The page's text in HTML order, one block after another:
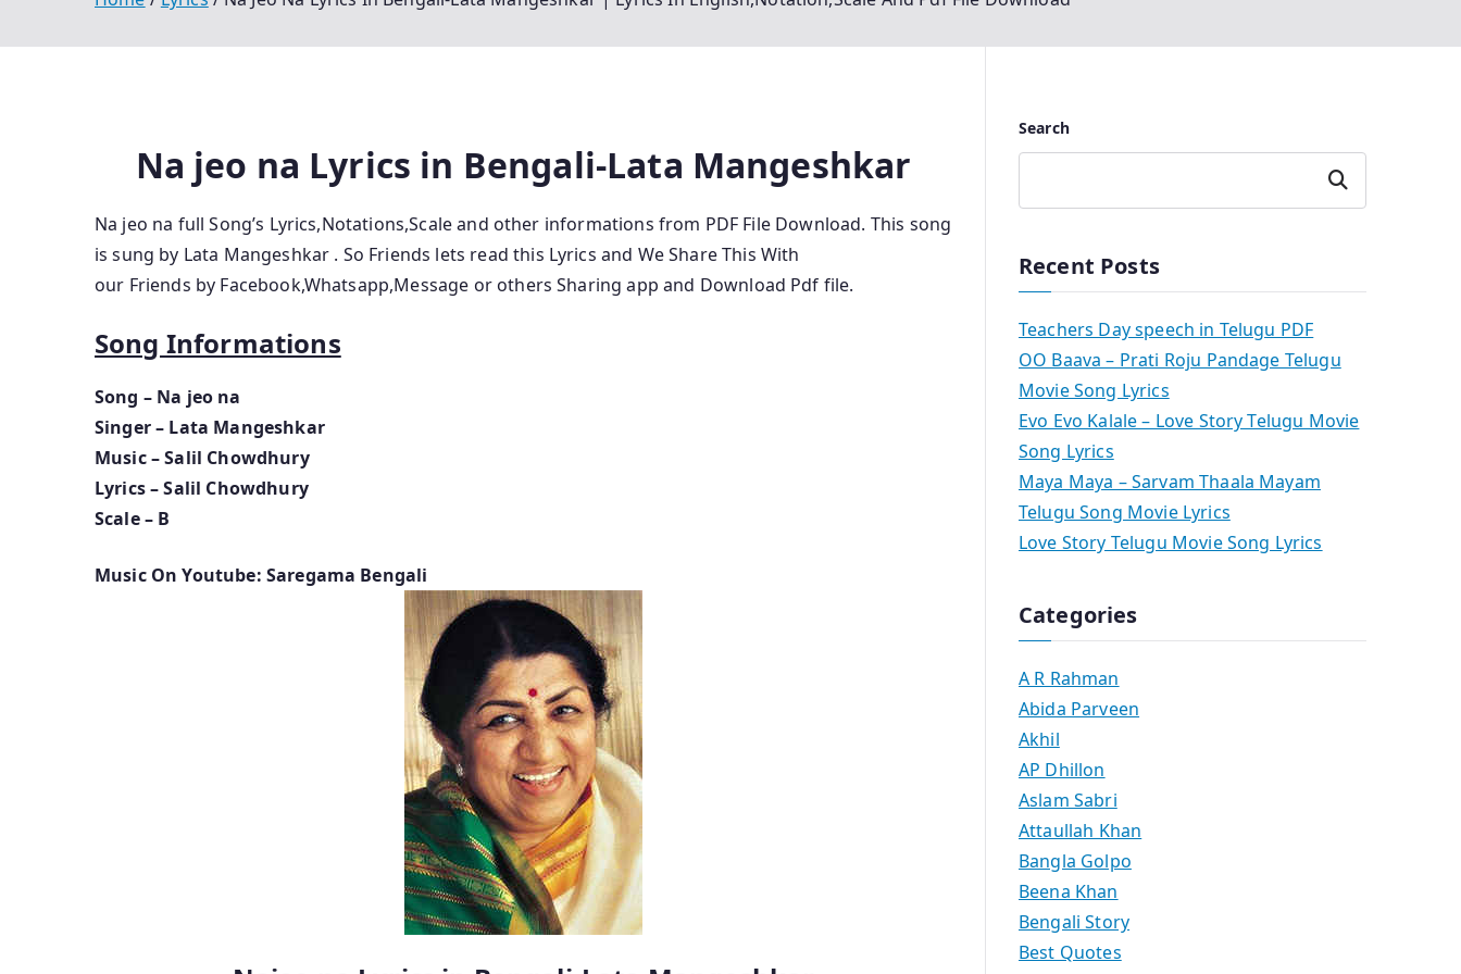
Na jeo na Lyrics in Bengali-Lata Mangeshkar
Na jeo na full Song’s Lyrics,Notations,Scale and other informations from PDF File Download. This song
is sung by Lata Mangeshkar . So Friends lets read this Lyrics and We Share This With
our Friends by Facebook,Whatsapp,Message or others Sharing app and Download Pdf file.
Song Informations
Song – Na jeo na
Singer – Lata Mangeshkar
Music – Salil Chowdhury
Lyrics – Salil Chowdhury
Scale – B
Music On Youtube: Saregama Bengali
Search
Search
Recent Posts
Teachers Day speech in Telugu PDF
OO Baava – Prati Roju Pandage Telugu
Movie Song Lyrics
Evo Evo Kalale – Love Story Telugu Movie
Song Lyrics
Maya Maya – Sarvam Thaala Mayam
Telugu Song Movie Lyrics
Love Story Telugu Movie Song Lyrics
Categories
A R Rahman
Abida Parveen
Akhil
AP Dhillon
Aslam Sabri
Attaullah Khan
Bangla Golpo
Beena Khan
Bengali Story
Best Quotes